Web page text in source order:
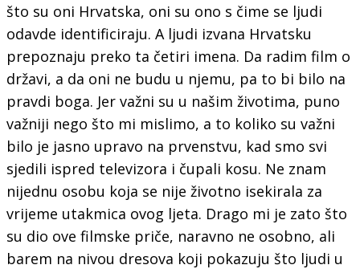
što su oni Hrvatska, oni su ono s čime se ljudi
odavde identificiraju. A ljudi izvana Hrvatsku
prepoznaju preko ta četiri imena. Da radim film o
državi, a da oni ne budu u njemu, pa to bi bilo na
pravdi boga. Jer važni su u našim životima, puno
važniji nego što mi mislimo, a to koliko su važni
bilo je jasno upravo na prvenstvu, kad smo svi
sjedili ispred televizora i čupali kosu. Ne znam
nijednu osobu koja se nije životno isekirala za
vrijeme utakmica ovog ljeta. Drago mi je zato što
su dio ove filmske priče, naravno ne osobno, ali
barem na nivou dresova koji pokazuju što ljudi u